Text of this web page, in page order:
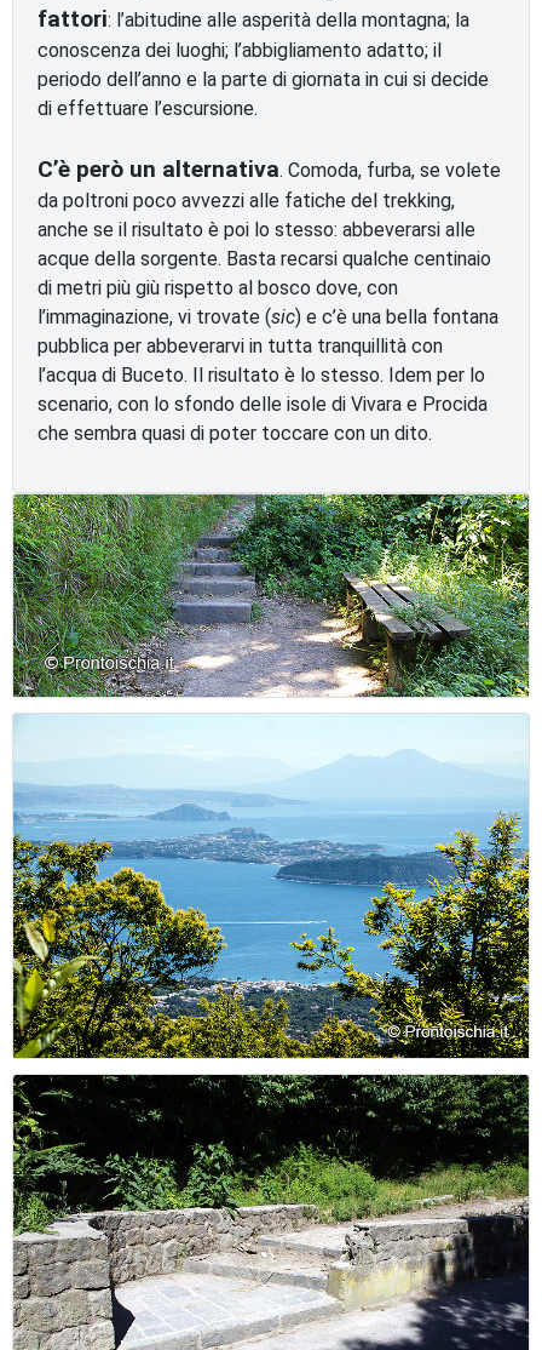
fattori: l’abitudine alle asperità della montagna; la
conoscenza dei luoghi; l’abbigliamento adatto; il
periodo dell’anno e la parte di giornata in cui si decide
di effettuare l’escursione.
C’è però un alternativa. Comoda, furba, se volete
da poltroni poco avvezzi alle fatiche del trekking,
anche se il risultato è poi lo stesso: abbeverarsi alle
acque della sorgente. Basta recarsi qualche centinaio
di metri più giù rispetto al bosco dove, con
l’immaginazione, vi trovate (sic) e c’è una bella fontana
pubblica per abbeverarvi in tutta tranquillità con
l’acqua di Buceto. Il risultato è lo stesso. Idem per lo
scenario, con lo sfondo delle isole di Vivara e Procida
che sembra quasi di poter toccare con un dito.